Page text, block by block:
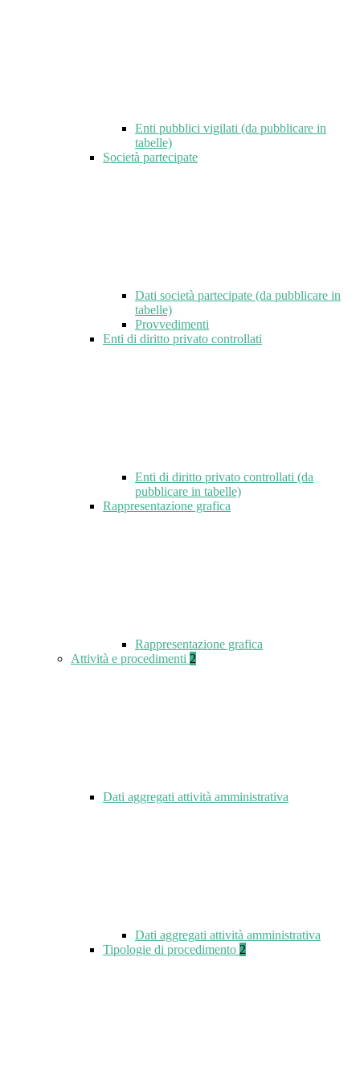
Enti pubblici vigilati (da pubblicare in
tabelle)
Società partecipate
Dati società partecipate (da pubblicare in
tabelle)
Provvedimenti
Enti di diritto privato controllati
Enti di diritto privato controllati (da
pubblicare in tabelle)
Rappresentazione grafica
Rappresentazione grafica
Attività e procedimenti 2
Dati aggregati attività amministrativa
Dati aggregati attività amministrativa
Tipologie di procedimento 2